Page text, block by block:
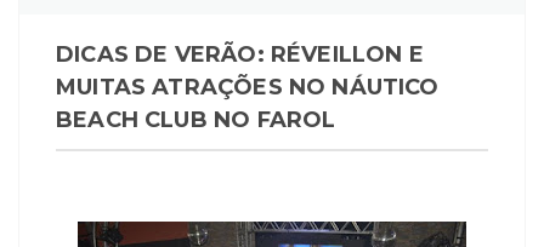
DICAS DE VERÃO: RÉVEILLON E
MUITAS ATRAÇÕES NO NÁUTICO
BEACH CLUB NO FAROL